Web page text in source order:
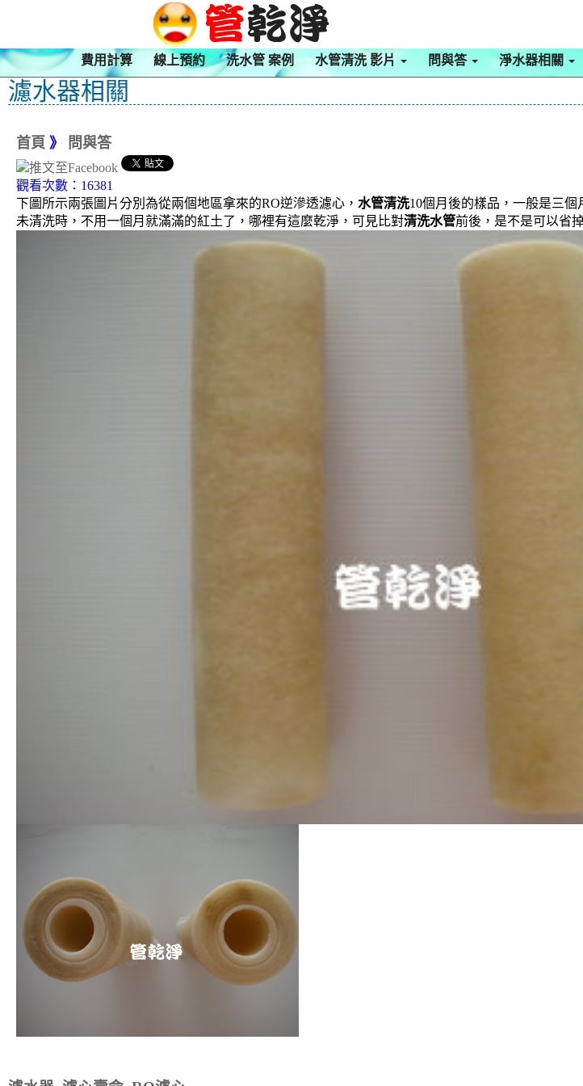
費用計算 線上預約 洗水管 案例 水管清洗 影片 問與答 淨水器相關
濾水器相關
首頁 》 問與答
觀看次數：16381
下圖所示兩張圖片分別為從兩個地區拿來的RO逆滲透濾心， 水管清洗10個月後的樣品，一般是三個
未清洗時，不用一個月就滿滿的紅土了，哪裡有這麼乾淨，可見比對清洗水管前後，是不是可以省